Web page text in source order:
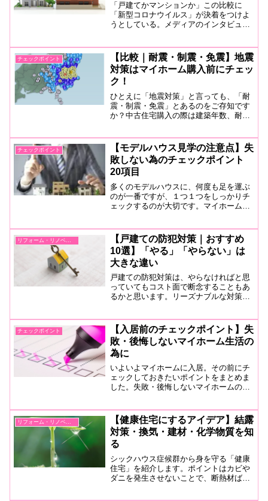
「戸建てかマンションか」この比較に
「新型コロナウイルス」が決着をつけよ
うとしている。メディアのインタビュー
か？これからマイホームを購入する方は
ぜひ参考にしてください。
チェックポイント
【比較｜耐震・制震・免震】地震
対策はマイホーム購入前にチェッ
ク！
ひとえに「地震対策」と言っても、「耐
震・制震・免震」とあるのをご存知です
か？中古住宅購入の際は建築年数、耐震
較しつつ紹介します。
チェックポイント
【モデルハウス見学の注意点】失
敗しない為のチェックポイント
20項目
多くのモデルハウスに、何度も足を運ぶ
のが一番ですが、１つ１つをしっかりチ
ェックするのが大切です。マイホーム購
介します。
【戸建ての防犯対策｜おすすめ
10選】「やる」「やらない」は
大きな違い
戸建ての防犯対策は、やらなければと思
っていてもコスト面で断念することもあ
るかと思います。リーズナブルな対策か
いるのとやっていないとでは大きな違い
です。お役立てください。
チェックポイント
【入居前のチェックポイント】失
敗・後悔しないマイホーム生活の
為に
いよいよマイホームに入居。その前にチ
ェックしておきたいポイントをまとめま
した。失敗・後悔しないマイホームの新
ょう。
【健康住宅にするアイデア】結露
対策・換気・建材・化学物質を知
る
シックハウス症候群から身を守る「健康
住宅」を紹介します。ポイントはカビや
ダニを発生させないことで、断熱材ばか